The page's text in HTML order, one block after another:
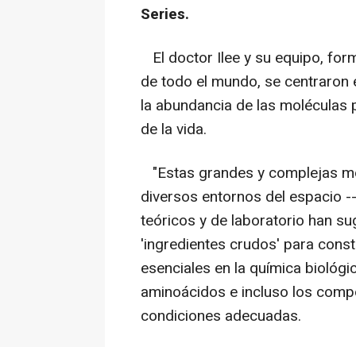
Series.
El doctor Ilee y su equipo,
de todo el mundo, se centraron
la abundancia de las
de la vida.
"Estas grandes y complejas
diversos entornos del espacio
teóricos y de laboratorio han
'ingredientes crudos' para
esenciales en la química
aminoácidos e incluso los
condiciones adecuadas.